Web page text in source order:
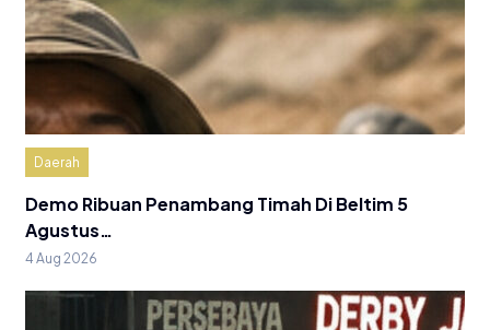
Daerah
Demo Ribuan Penambang Timah Di Beltim 5
Agustus…
4 Aug 2026